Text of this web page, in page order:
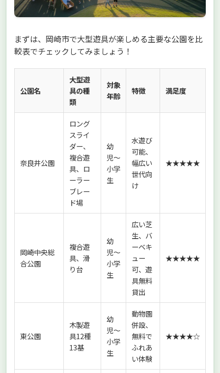
まずは、岡崎市で大型遊具が楽しめる主要な公園を比
較表でチェックしてみましょう！
公園名
大型遊
具の種
類
対象
年齢
特徴 満足度
奈良井公園
ロング
スライ
ダー、
複合遊
具、ロ
ーラー
ブレー
ド場
幼
児〜
小学
生
水遊び
可能、
幅広い
世代向
け
★★★★★
岡崎中央総
合公園
複合遊
具、滑
り台
幼
児〜
小学
生
広い芝
生、バ
ーベキ
ュー
可、遊
具無料
貸出
★★★★★
東公園
木製遊
具12種
13基
幼
児〜
小学
生
動物園
併設、
無料で
ふれあ
い体験
★★★★☆